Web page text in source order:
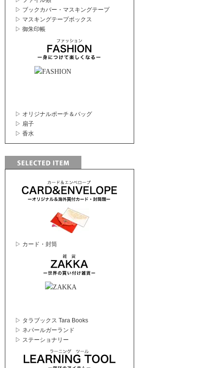
▷ ブックカバー・マスキングテープ
▷ マスキングテープボックス
▷ 御朱印帳
▷ オリジナルポーチ＆バッグ
▷ 扇子
▷ 香水
▷ カード・封筒
▷ タラブックス Tara Books
▷ ネパールガーランド
▷ ステーショナリー